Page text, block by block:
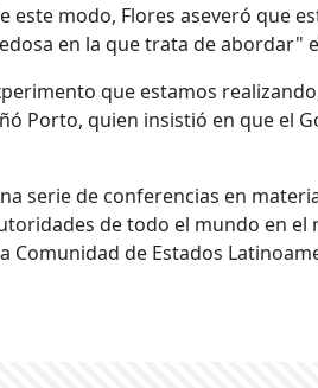
este modo, Flores aseveró que
en la que trata de abordar"
que estamos
Porto, quien insistió en que el
serie de conferencias en
de todo el mundo en el
Comunidad de Estados